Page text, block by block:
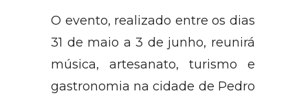
O evento, realizado entre os dias
31 de maio a 3 de junho, reunirá
música, artesanato, turismo e
gastronomia na cidade de Pedro